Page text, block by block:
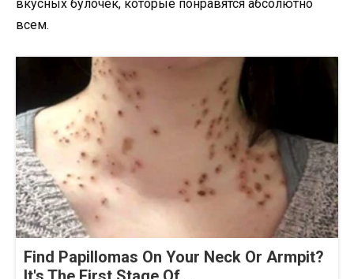
вкусных булочек, которые понравятся абсолютно
всем.
Find Papillomas On Your Neck Or Armpit?